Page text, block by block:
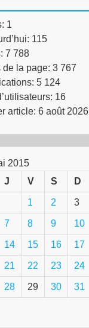
1
115
7 788
de la page: 3 767
5 124
16
article: 6 août 2026
2015
J V S D
1 2 3
7 8 9 10
14 15 16 17
21 22 23 24
28 29 30 31